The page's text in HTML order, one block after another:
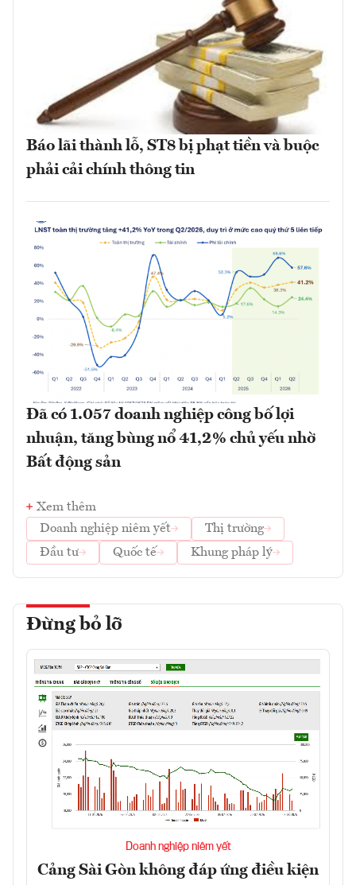
Báo lãi thành lỗ, ST8 bị phạt tiền và buộc
phải cải chính thông tin
Đã có 1.057 doanh nghiệp công bố lợi
nhuận, tăng bùng nổ 41,2% chủ yếu nhờ
Bất động sản
Xem thêm
Doanh nghiệp niêm yết
Thị trường
Đầu tư
Quốc tế Khung pháp lý
Đừng bỏ lỡ
Doanh nghiệp niêm yết
Cảng Sài Gòn không đáp ứng điều kiện